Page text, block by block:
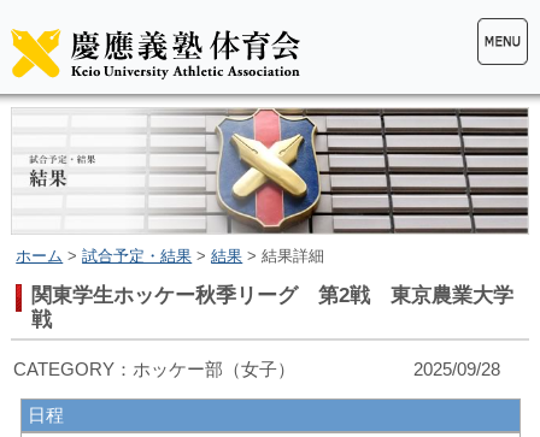
ホーム >試合予定・結果 >結果 > 結果詳細
関東学生ホッケー秋季リーグ 第2戦 東京農業大学
戦
CATEGORY：ホッケー部（女子） 2025/09/28
日程